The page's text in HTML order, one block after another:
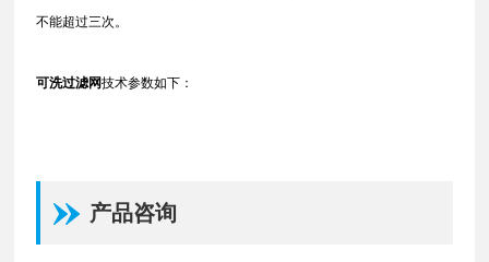
不能超过三次。
可洗过滤网技术参数如下：
产品咨询